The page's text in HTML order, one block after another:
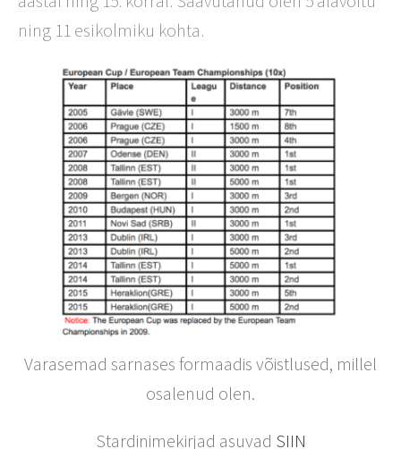
ning 11 esikolmiku kohta.
Varasemad sarnases formaadis võistlused, millel
osalenud olen.
Stardinimekirjad asuvad SIIN